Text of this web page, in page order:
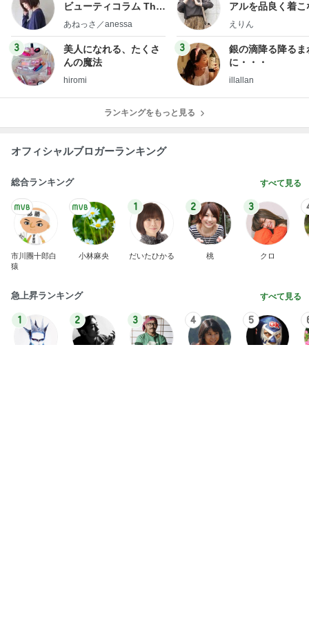
ビューティコラム The
little minimalist's bea
あねっさ／anessa
3
美人になれる、たくさ
んの魔法
hiromi
アルを品良く着こ
ファッションブロ
えりん
3
銀の滴降る降るま
に・・・
illallan
ランキングをもっと見る
オフィシャルブロガーランキング
総合ランキング すべて見る
市川團十郎白
猿
小林麻央
1
だいたひかる
2
桃
3
クロ
急上昇ランキング すべて見る
1 2 3 4 5